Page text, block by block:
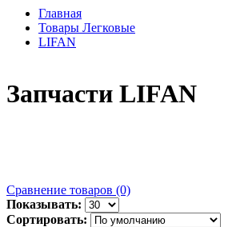
Главная
Товары Легковые
LIFAN
Запчасти LIFAN
Сравнение товаров (0)
Показывать:
Сортировать: